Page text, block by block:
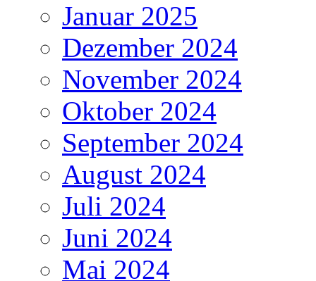
Januar 2025
Dezember 2024
November 2024
Oktober 2024
September 2024
August 2024
Juli 2024
Juni 2024
Mai 2024